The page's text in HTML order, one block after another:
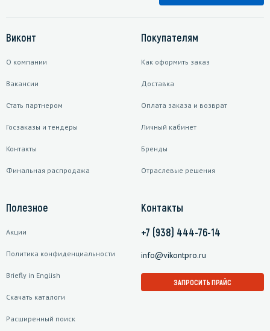
Виконт
О компании
Вакансии
Стать партнером
Госзаказы и тендеры
Контакты
Финальная распродажа
Покупателям
Как оформить заказ
Доставка
Оплата заказа и возврат
Личный кабинет
Бренды
Отраслевые решения
Полезное
Акции
Политика конфиденциальности
Briefly in English
Скачать каталоги
Расширенный поиск
Контакты
+7 (938) 444-76-14
info@vikontpro.ru
ЗАПРОСИТЬ ПРАЙС